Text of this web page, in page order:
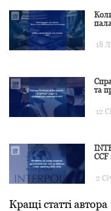
18
та
12
CCF
2
Кращі статті автора